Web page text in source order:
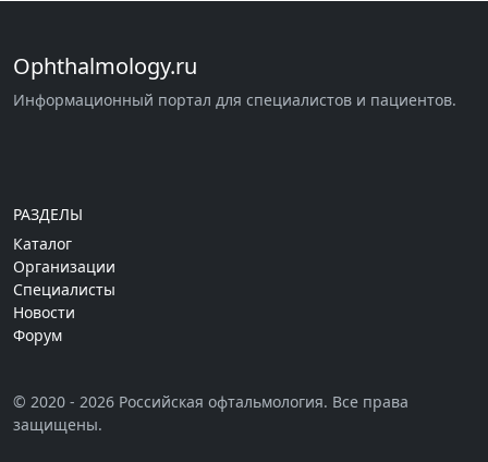
Ophthalmology.ru
Информационный портал для специалистов и пациентов.
РАЗДЕЛЫ
Каталог
Организации
Специалисты
Новости
Форум
© 2020 - 2026 Российская офтальмология. Все права
защищены.